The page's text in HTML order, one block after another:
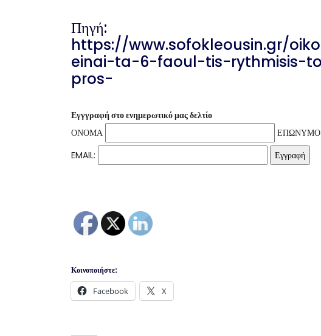
Πηγή:
https://www.sofokleousin.gr/
einai-ta-6-faoul-tis-rythmisis-
pros-
Εγγγραφή στο ενημερωτικό μας δελτίο
ΟΝΟΜΑ
ΕΠΩΝΥΜΟ
EMAIL:
Κοινοποιήστε:
Facebook X